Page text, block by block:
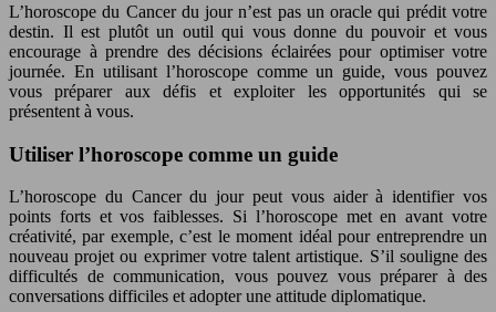
L’horoscope du Cancer du jour n’est pas un oracle qui prédit votre
destin. Il est plutôt un outil qui vous donne du pouvoir et vous
encourage à prendre des décisions éclairées pour optimiser votre
journée. En utilisant l’horoscope comme un guide, vous pouvez
vous préparer aux défis et exploiter les opportunités qui se
présentent à vous.
Utiliser l’horoscope comme un guide
L’horoscope du Cancer du jour peut vous aider à identifier vos
points forts et vos faiblesses. Si l’horoscope met en avant votre
créativité, par exemple, c’est le moment idéal pour entreprendre un
nouveau projet ou exprimer votre talent artistique. S’il souligne des
difficultés de communication, vous pouvez vous préparer à des
conversations difficiles et adopter une attitude diplomatique.